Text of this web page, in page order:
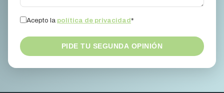
Acepto la política de privacidad*
PIDE TU SEGUNDA OPINIÓN